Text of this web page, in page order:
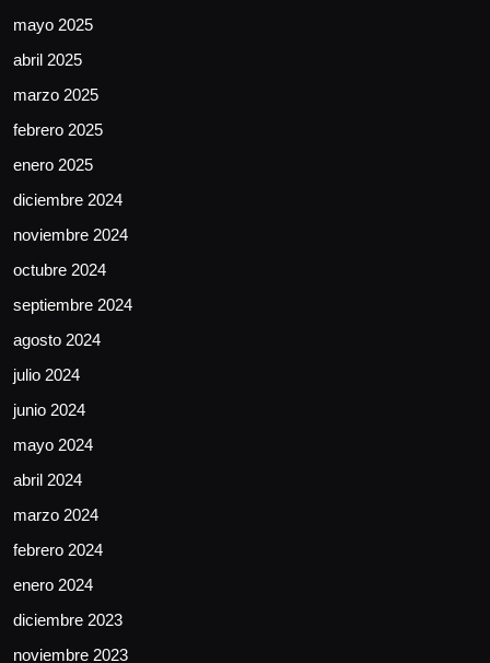
mayo 2025
abril 2025
marzo 2025
febrero 2025
enero 2025
diciembre 2024
noviembre 2024
octubre 2024
septiembre 2024
agosto 2024
julio 2024
junio 2024
mayo 2024
abril 2024
marzo 2024
febrero 2024
enero 2024
diciembre 2023
noviembre 2023